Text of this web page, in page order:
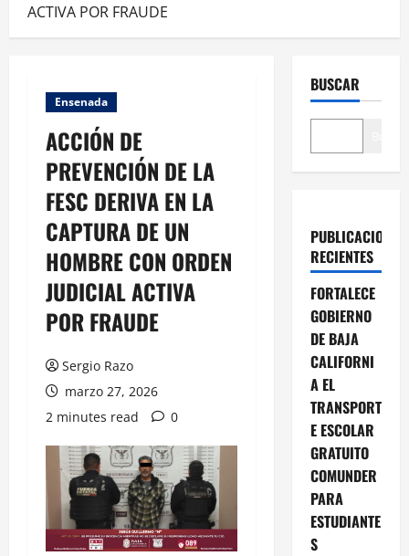
ACTIVA POR FRAUDE
Ensenada
ACCIÓN DE
PREVENCIÓN DE LA
FESC DERIVA EN LA
CAPTURA DE UN
HOMBRE CON ORDEN
JUDICIAL ACTIVA
POR FRAUDE
Sergio Razo
marzo 27, 2026
2 minutes read
0
BUSCAR
PUBLICACIONES
RECIENTES
FORTALECE
GOBIERNO
DE BAJA
CALIFORNI
A EL
TRANSPORT
E ESCOLAR
GRATUITO
COMUNDER
PARA
ESTUDIANTE
S